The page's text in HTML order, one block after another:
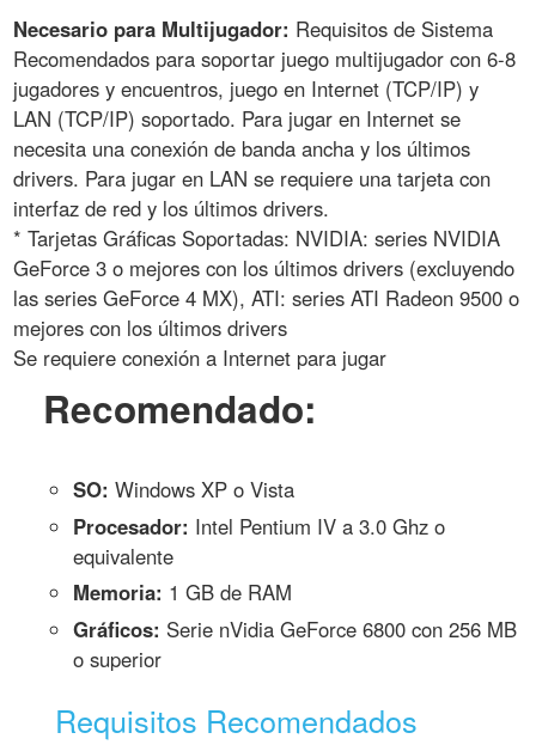
Necesario para Multijugador: Requisitos de Sistema
Recomendados para soportar juego multijugador con 6-8
jugadores y encuentros, juego en Internet (TCP/IP) y
LAN (TCP/IP) soportado. Para jugar en Internet se
necesita una conexión de banda ancha y los últimos
drivers. Para jugar en LAN se requiere una tarjeta con
interfaz de red y los últimos drivers.
* Tarjetas Gráficas Soportadas: NVIDIA: series NVIDIA
GeForce 3 o mejores con los últimos drivers (excluyendo
las series GeForce 4 MX), ATI: series ATI Radeon 9500 o
mejores con los últimos drivers
Se requiere conexión a Internet para jugar
Recomendado:
SO: Windows XP o Vista
Procesador: Intel Pentium IV a 3.0 Ghz o
equivalente
Memoria: 1 GB de RAM
Gráficos: Serie nVidia GeForce 6800 con 256 MB
o superior
Requisitos Recomendados